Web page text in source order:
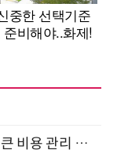
"AI 핀옵스 실전 세미나: 폭증하는 AI 토큰 비용 관리 전략" 8월 21일 개최